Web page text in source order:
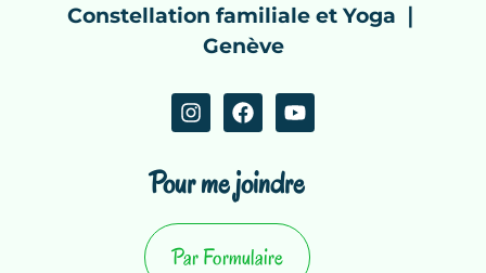
Constellation familiale et Yoga ❘
Genève
Pour me joindre
Par Formulaire